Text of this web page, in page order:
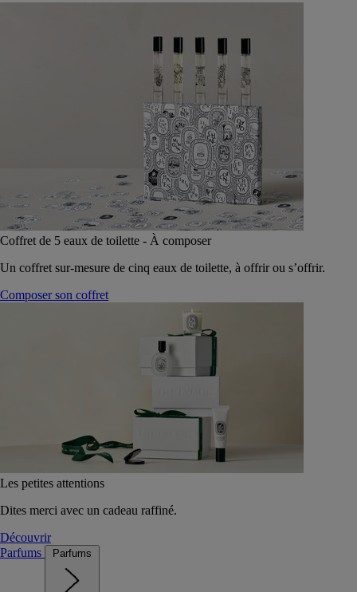
Coffret de 5 eaux de toilette - À composer
Un coffret sur-mesure de cinq eaux de toilette, à offrir ou s’offrir.
Composer son coffret
Les petites attentions
Dites merci avec un cadeau raffiné.
Découvrir
Parfums
Parfums